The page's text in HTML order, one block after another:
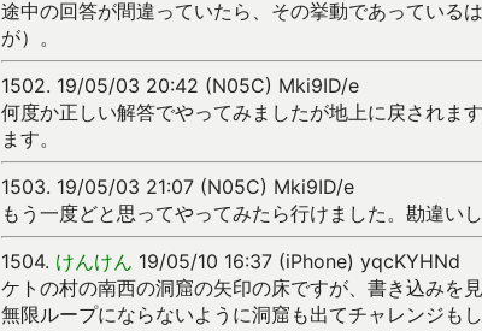
途中の回答が間違っていたら、その挙動であっている
が）。
1502. 19/05/03 20:42 (N05C) Mki9ID/e
何度か正しい解答でやってみましたが地上に戻されま
ます。
1503. 19/05/03 21:07 (N05C) Mki9ID/e
もう一度どと思ってやってみたら行けました。勘違い
1504. けんけん 19/05/10 16:37 (iPhone) yqcKYHNd
ケトの村の南西の洞窟の矢印の床ですが、書き込みを
無限ループにならないように洞窟も出てチャレンジもし